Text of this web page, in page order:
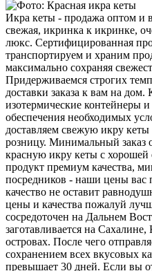
Икра кеты - продажа оптом и
свежая, икринка к икринке,
люкс. Сертифицированная
транспортируем и храним
максимально сохраняя
Придерживаемся строгих
доставки заказа к вам на дом.
изотермические контейнеры
обеспечения необходимых
доставляем свежую икру
розницу. Минимальный заказ
красную икру кеты с
продукт премиум качества,
посредников - наши цены вас
качество не оставит
цены и качества пожалуй
сосредоточен на Дальнем
заготавливается на
островах. После чего
сохранением всех вкусовых
превышает 30 дней. Если вы